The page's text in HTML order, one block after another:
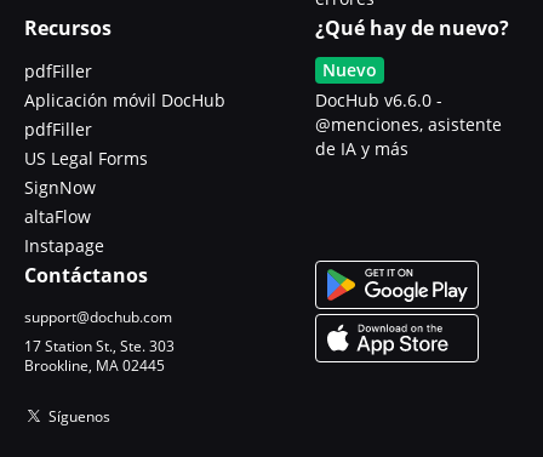
Recursos
pdfFiller
Aplicación móvil DocHub
pdfFiller
US Legal Forms
SignNow
altaFlow
Instapage
¿Qué hay de nuevo?
Nuevo
DocHub v6.6.0 -
@menciones, asistente
de IA y más
Contáctanos
support@dochub.com
17 Station St., Ste. 303
Brookline, MA 02445
Síguenos